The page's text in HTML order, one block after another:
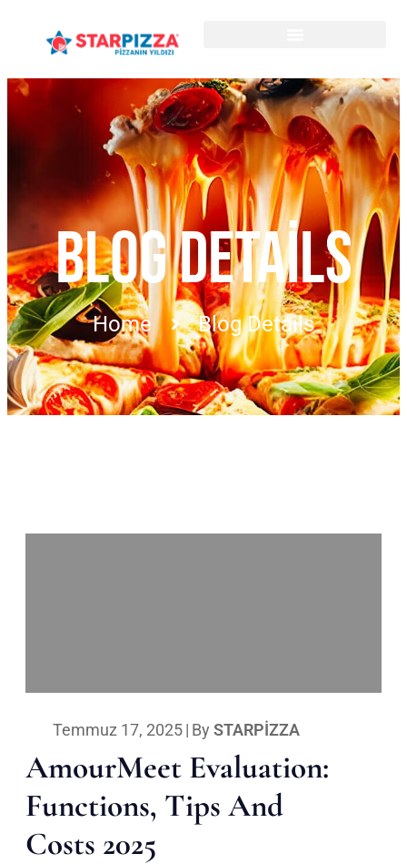
BLOG DETAILS
Home Blog Details
Temmuz 17, 2025| By STARPIZZA
AmourMeet Evaluation:
Functions, Tips And
Costs 2025